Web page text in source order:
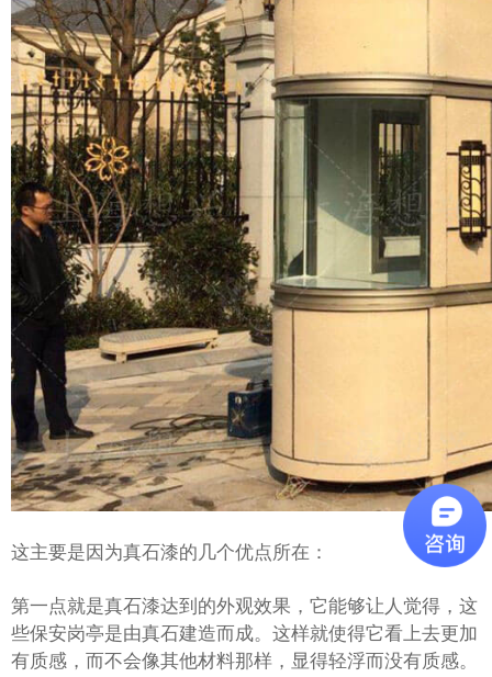
这主要是因为真石漆的几个优点所在：
第一点就是真石漆达到的外观效果，它能够让人觉得，这
些保安岗亭是由真石建造而成。这样就使得它看上去更加
有质感，而不会像其他材料那样，显得轻浮而没有质感。